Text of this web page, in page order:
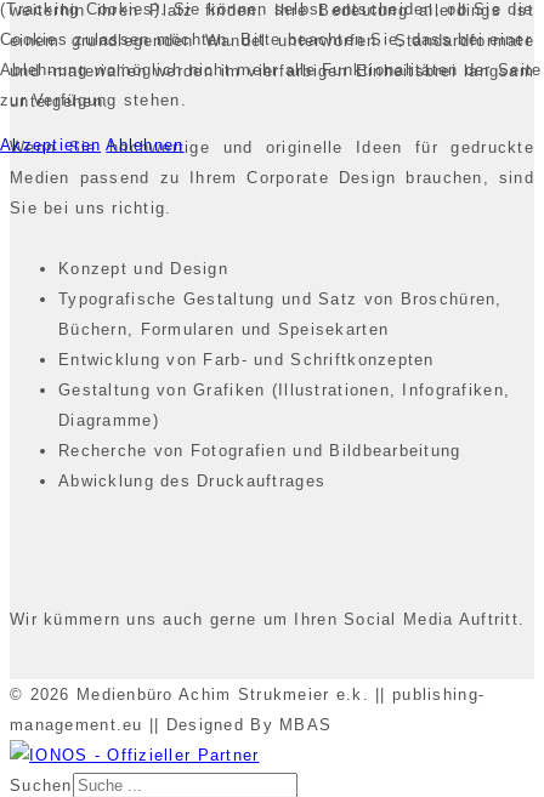
weiterhin ihren Platz finden. Ihre Bedeutung allerdings ist
einem grundlegenden Wandel unterworfen. Standardformate
und -materialien werden im vierfarbigen Einheitsbrei langsam
untergehen.
Wenn Sie hochwertige und originelle Ideen für gedruckte
Medien passend zu Ihrem Corporate Design brauchen, sind
Sie bei uns richtig.
Konzept und Design
Typografische Gestaltung und Satz von Broschüren,
Büchern, Formularen und Speisekarten
Entwicklung von Farb- und Schriftkonzepten
Gestaltung von Grafiken (Illustrationen, Infografiken,
Diagramme)
Recherche von Fotografien und Bildbearbeitung
Abwicklung des Druckauftrages
Wir kümmern uns auch gerne um Ihren Social Media Auftritt.
© 2026 Medienbüro Achim Strukmeier e.k. || publishing-
management.eu || Designed By MBAS
Suchen
(Tracking Cookies). Sie können selbst entscheiden, ob Sie die
Cookies zulassen möchten. Bitte beachten Sie, dass bei einer
Ablehnung womöglich nicht mehr alle Funktionalitäten der Seite
zur Verfügung stehen.
Akzeptieren Ablehnen